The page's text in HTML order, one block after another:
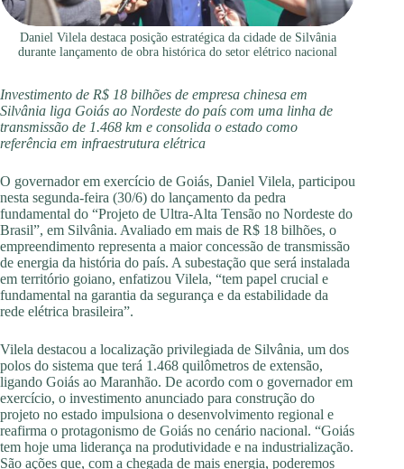
Daniel Vilela destaca posição estratégica da cidade de Silvânia
durante lançamento de obra histórica do setor elétrico nacional
Investimento de R$ 18 bilhões de empresa chinesa em
Silvânia liga Goiás ao Nordeste do país com uma linha de
transmissão de 1.468 km e consolida o estado como
referência em infraestrutura elétrica
O governador em exercício de Goiás, Daniel Vilela, participou
nesta segunda-feira (30/6) do lançamento da pedra
fundamental do “Projeto de Ultra-Alta Tensão no Nordeste do
Brasil”, em Silvânia. Avaliado em mais de R$ 18 bilhões, o
empreendimento representa a maior concessão de transmissão
de energia da história do país. A subestação que será instalada
em território goiano, enfatizou Vilela, “tem papel crucial e
fundamental na garantia da segurança e da estabilidade da
rede elétrica brasileira”.
Vilela destacou a localização privilegiada de Silvânia, um dos
polos do sistema que terá 1.468 quilômetros de extensão,
ligando Goiás ao Maranhão. De acordo com o governador em
exercício, o investimento anunciado para construção do
projeto no estado impulsiona o desenvolvimento regional e
reafirma o protagonismo de Goiás no cenário nacional. “Goiás
tem hoje uma liderança na produtividade e na industrialização.
São ações que, com a chegada de mais energia, poderemos